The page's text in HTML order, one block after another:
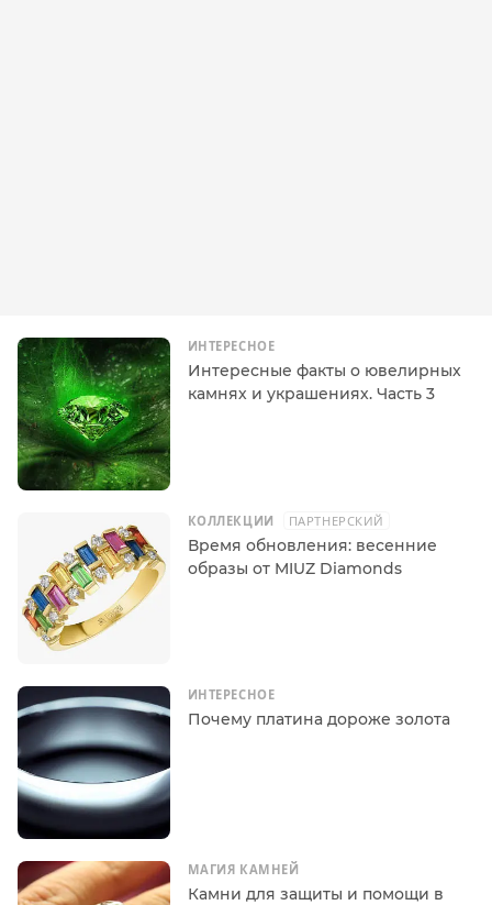
ИНТЕРЕСНОЕ
Интересные факты о ювелирных
камнях и украшениях. Часть 3
КОЛЛЕКЦИИ ПАРТНЕРСКИЙ
Время обновления: весенние
образы от MIUZ Diamonds
ИНТЕРЕСНОЕ
Почему платина дороже золота
МАГИЯ КАМНЕЙ
Камни для защиты и помощи в